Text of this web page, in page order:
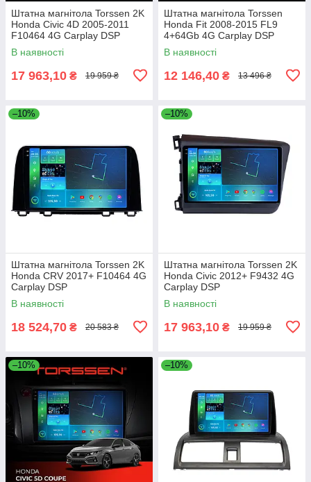
Штатна магнітола Torssen 2K
Honda Civic 4D 2005-2011
F10464 4G Carplay DSP
В наявності
17 963,10 ₴ 19 959 ₴
Штатна магнітола Torssen
Honda Fit 2008-2015 FL9
4+64Gb 4G Carplay DSP
В наявності
12 146,40 ₴ 13 496 ₴
–10%
Штатна магнітола Torssen 2K
Honda CRV 2017+ F10464 4G
Carplay DSP
В наявності
18 524,70 ₴ 20 583 ₴
–10%
Штатна магнітола Torssen 2K
Honda Civic 2012+ F9432 4G
Carplay DSP
В наявності
17 963,10 ₴ 19 959 ₴
–10% –10%